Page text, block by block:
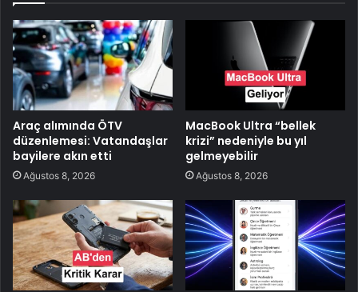
Araç alımında ÖTV
düzenlemesi: Vatandaşlar
bayilere akın etti
Ağustos 8, 2026
MacBook Ultra “bellek
krizi” nedeniyle bu yıl
gelmeyebilir
Ağustos 8, 2026